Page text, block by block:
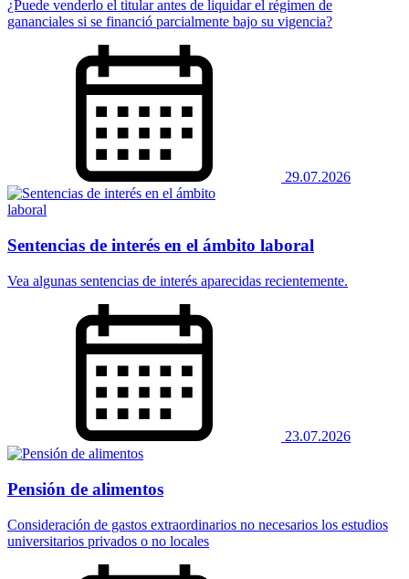
¿Puede venderlo el titular antes de liquidar el régimen de
gananciales si se financió parcialmente bajo su vigencia?
29.07.2026
Sentencias de interés en el ámbito laboral
Vea algunas sentencias de interés aparecidas recientemente.
23.07.2026
Pensión de alimentos
Consideración de gastos extraordinarios no necesarios los estudios
universitarios privados o no locales